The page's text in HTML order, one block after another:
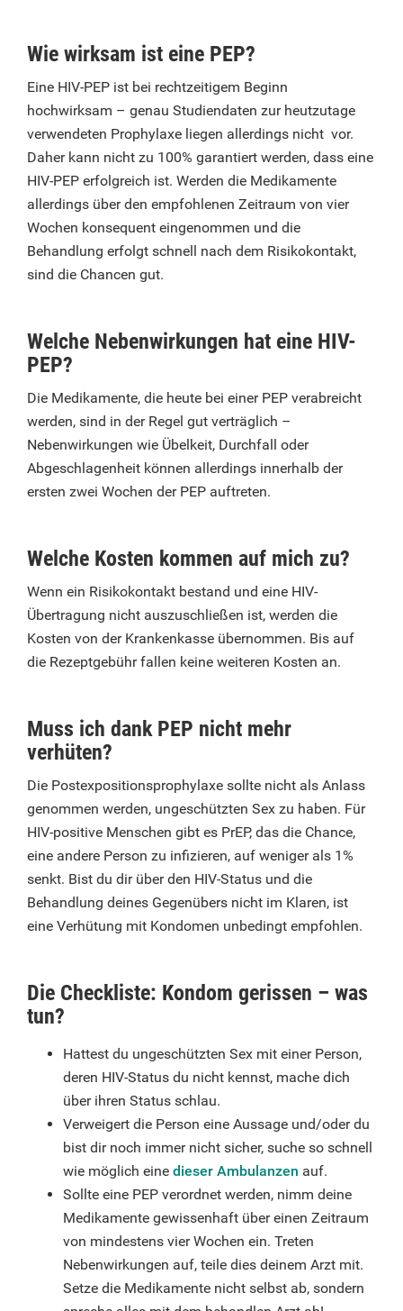
Wie wirksam ist eine PEP?
Eine HIV-PEP ist bei rechtzeitigem Beginn
hochwirksam – genau Studiendaten zur heutzutage
verwendeten Prophylaxe liegen allerdings nicht vor.
Daher kann nicht zu 100% garantiert werden, dass eine
HIV-PEP erfolgreich ist. Werden die Medikamente
allerdings über den empfohlenen Zeitraum von vier
Wochen konsequent eingenommen und die
Behandlung erfolgt schnell nach dem Risikokontakt,
sind die Chancen gut.
Welche Nebenwirkungen hat eine HIV-
PEP?
Die Medikamente, die heute bei einer PEP verabreicht
werden, sind in der Regel gut verträglich –
Nebenwirkungen wie Übelkeit, Durchfall oder
Abgeschlagenheit können allerdings innerhalb der
ersten zwei Wochen der PEP auftreten.
Welche Kosten kommen auf mich zu?
Wenn ein Risikokontakt bestand und eine HIV-
Übertragung nicht auszuschließen ist, werden die
Kosten von der Krankenkasse übernommen. Bis auf
die Rezeptgebühr fallen keine weiteren Kosten an.
Muss ich dank PEP nicht mehr
verhüten?
Die Postexpositionsprophylaxe sollte nicht als Anlass
genommen werden, ungeschützten Sex zu haben. Für
HIV-positive Menschen gibt es PrEP, das die Chance,
eine andere Person zu infizieren, auf weniger als 1%
senkt. Bist du dir über den HIV-Status und die
Behandlung deines Gegenübers nicht im Klaren, ist
eine Verhütung mit Kondomen unbedingt empfohlen.
Die Checkliste: Kondom gerissen – was
tun?
Hattest du ungeschützten Sex mit einer Person,
deren HIV-Status du nicht kennst, mache dich
über ihren Status schlau.
Verweigert die Person eine Aussage und/oder du
bist dir noch immer nicht sicher, suche so schnell
wie möglich eine dieser Ambulanzen auf.
Sollte eine PEP verordnet werden, nimm deine
Medikamente gewissenhaft über einen Zeitraum
von mindestens vier Wochen ein. Treten
Nebenwirkungen auf, teile dies deinem Arzt mit.
Setze die Medikamente nicht selbst ab, sondern